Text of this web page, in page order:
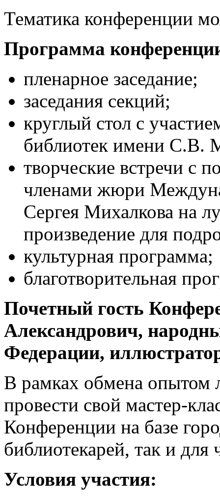
Тематика конференции
Программа
пленарное заседание;
заседания секций;
круглый стол с
библиотек имени С.В.
творческие встречи с
членами жюри
Сергея Михалкова на
произведение для
культурная программа;
благотворительная
Почетный гость
Александрович,
Федерации,
В рамках обмена опытом
провести свой мастер-
Конференции на базе
библиотекарей, так и для
Условия участия: